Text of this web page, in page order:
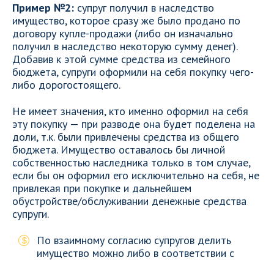
Пример №2: супруг получил в наследство
имущество, которое сразу же было продано по
договору купле-продажи (либо он изначально
получил в наследство некоторую сумму денег).
Добавив к этой сумме средства из семейного
бюджета, супруги оформили на себя покупку чего-
либо дорогостоящего.
Не имеет значения, кто именно оформил на себя
эту покупку — при разводе она будет поделена на
доли, т.к. были привлечены средства из общего
бюджета. Имущество оставалось бы личной
собственностью наследника только в том случае,
если бы он оформил его исключительно на себя, не
привлекая при покупке и дальнейшем
обустройстве/обслуживании денежные средства
супруги.
По взаимному согласию супругов делить
имущество можно либо в соответствии с